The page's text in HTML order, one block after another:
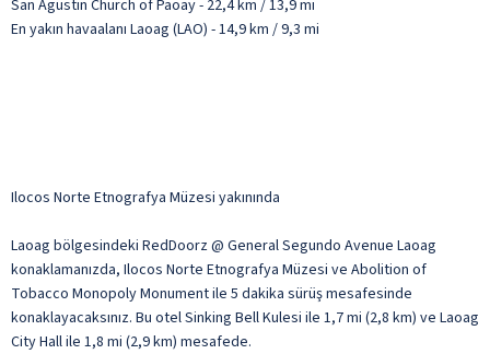
San Agustin Church of Paoay - 22,4 km / 13,9 mi
En yakın havaalanı Laoag (LAO) - 14,9 km / 9,3 mi
Ilocos Norte Etnografya Müzesi yakınında
Laoag bölgesindeki RedDoorz @ General Segundo Avenue Laoag
konaklamanızda, Ilocos Norte Etnografya Müzesi ve Abolition of
Tobacco Monopoly Monument ile 5 dakika sürüş mesafesinde
konaklayacaksınız. Bu otel Sinking Bell Kulesi ile 1,7 mi (2,8 km) ve Laoag
City Hall ile 1,8 mi (2,9 km) mesafede.